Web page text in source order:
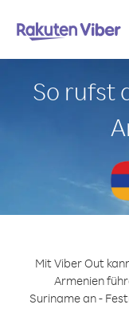
So rufst
Mit Viber Out
Armenien
Suriname an -